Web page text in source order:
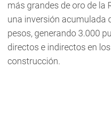
más grandes de oro de la
una inversión acumulada
pesos, generando 3.000
directos e indirectos en
construcción.